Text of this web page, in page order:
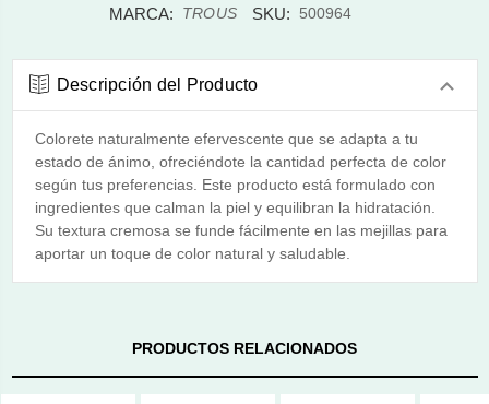
MARCA: TROUS SKU: 500964
Descripción del Producto
Colorete naturalmente efervescente que se adapta a tu
estado de ánimo, ofreciéndote la cantidad perfecta de color
según tus preferencias. Este producto está formulado con
ingredientes que calman la piel y equilibran la hidratación.
Su textura cremosa se funde fácilmente en las mejillas para
aportar un toque de color natural y saludable.
PRODUCTOS RELACIONADOS